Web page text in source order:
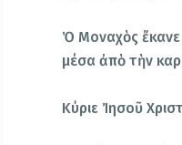
Ὁ Μοναχὸς ἔκανε
μέσα ἀπὸ τὴν
Κύριε Ἰησοῦ